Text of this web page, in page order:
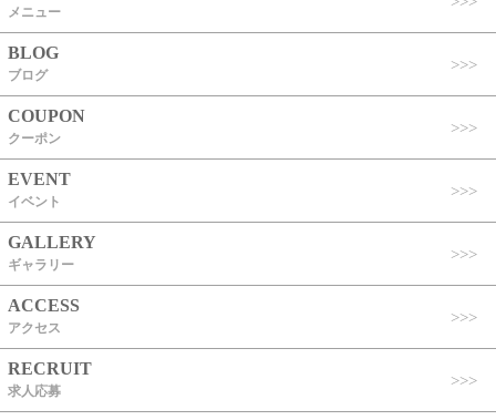
メニュー
BLOG
ブログ
COUPON
クーポン
EVENT
イベント
GALLERY
ギャラリー
ACCESS
アクセス
RECRUIT
求人応募